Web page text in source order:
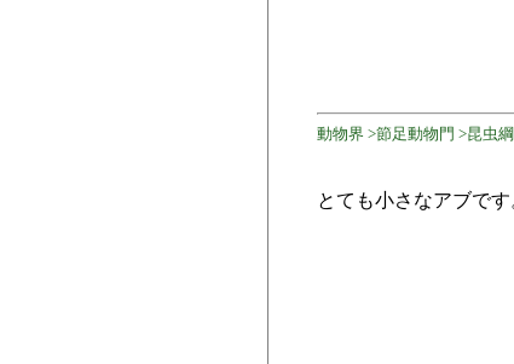
動物界 >節足動物門 >昆虫
とても小さなアブで